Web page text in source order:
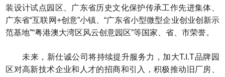
装设计试点园区、广东省历史文化保护传承工作先进集体、
广东省“互联网+创意”小镇、“广东省小型微型企业创业创新示
范基地”“粤港澳大湾区风云创意园区”等国家、省、市荣誉。
未来，新仕诚公司将持续提升服务力，加大T.I.T品牌园
区对高新技术企业和人才的招商和引入，积极推动旧厂房、